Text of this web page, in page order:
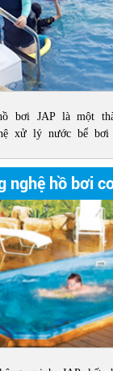
bơi JAP là một
xử lý nước bể bơi
nghệ hồ bơi